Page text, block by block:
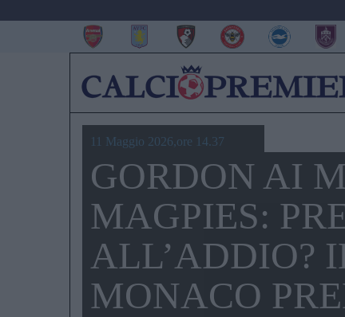
11 Maggio 2026,ore 14.37
GORDON AI
MAGPIES:
ALL’ADDIO?
MONACO